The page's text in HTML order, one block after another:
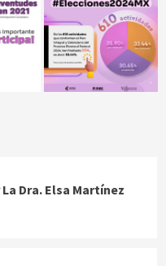
La Dra. Elsa Martínez